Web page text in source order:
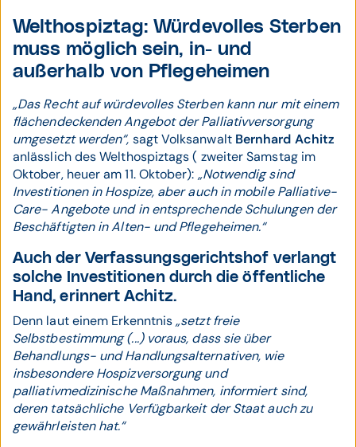
Welthospiztag: Würdevolles Sterben
muss möglich sein, in- und
außerhalb von Pflegeheimen
„Das Recht auf würdevolles Sterben kann nur mit einem
flächendeckenden Angebot der Palliativversorgung
umgesetzt werden“, sagt Volksanwalt Bernhard Achitz
anlässlich des Welthospiztags ( zweiter Samstag im
Oktober, heuer am 11. Oktober): „Notwendig sind
Investitionen in Hospize, aber auch in mobile Palliative-
Care- Angebote und in entsprechende Schulungen der
Beschäftigten in Alten- und Pflegeheimen.“
Auch der Verfassungsgerichtshof verlangt
solche Investitionen durch die öffentliche
Hand, erinnert Achitz.
Denn laut einem Erkenntnis„setzt freie
Selbstbestimmung (...) voraus, dass sie über
Behandlungs- und Handlungsalternativen, wie
insbesondere Hospizversorgung und
palliativmedizinische Maßnahmen, informiert sind,
deren tatsächliche Verfügbarkeit der Staat auch zu
gewährleisten hat.“